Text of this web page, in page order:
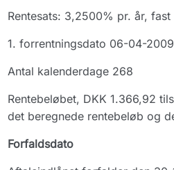
Rentesats: 3,2500% pr. år, fast
1. forrentningsdato 06-04-2009
Antal kalenderdage 268
Rentebeløbet, DKK 1.366,92
det beregnede rentebeløb og
Forfaldsdato